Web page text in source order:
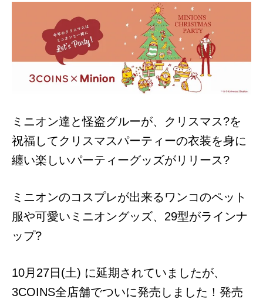
ミニオン達と怪盗グルーが、クリスマス?を
祝福してクリスマスパーティーの衣装を身に
纏い楽しいパーティーグッズがリリース?
ミニオンのコスプレが出来るワンコのペット
服や可愛いミニオングッズ、29型がラインナ
ップ?
10月27日(土) に延期されていましたが、
3COINS全店舗でついに発売しました！発売